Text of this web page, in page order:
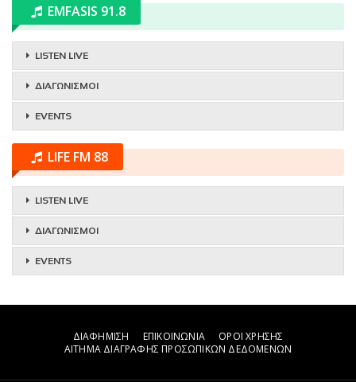
EMFASIS 91.8
LISTEN LIVE
ΔΙΑΓΩΝΙΣΜΟΙ
EVENTS
LIFE FM 88
LISTEN LIVE
ΔΙΑΓΩΝΙΣΜΟΙ
EVENTS
ΔΙΑΦΗΜΙΣΗ ΕΠΙΚΟΙΝΩΝΙΑ
ΟΡΟΙ ΧΡΗΣΗΣ
ΑΙΤΗΜΑ ΔΙΑΓΡΑΦΗΣ ΠΡΟΣΩΠΙΚΩΝ ΔΕΔΟΜΕΝΩΝ